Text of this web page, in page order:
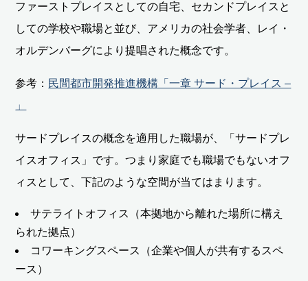
ファーストプレイスとしての自宅、セカンドプレイスと
しての学校や職場と並び、アメリカの社会学者、レイ・
オルデンバーグにより提唱された概念です。
参考： 民間都市開発推進機構「一章 サード・プレイス –
」
サードプレイスの概念を適用した職場が、「サードプレ
イスオフィス」です。つまり家庭でも職場でもないオフ
ィスとして、下記のような空間が当てはまります。
サテライトオフィス（本拠地から離れた場所に構え
られた拠点）
コワーキングスペース（企業や個人が共有するスペ
ース）